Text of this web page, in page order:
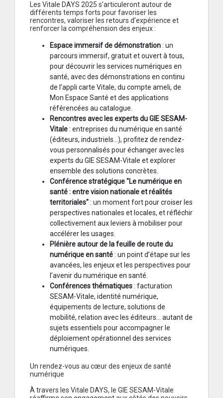
Les Vitale DAYS 2025 s’articuleront autour de
différents temps forts pour favoriser les
rencontres, valoriser les retours d’expérience et
renforcer la compréhension des enjeux :
Espace immersif de démonstration: un
parcours immersif, gratuit et ouvert à tous,
pour découvrir les services numériques en
santé, avec des démonstrations en continu
de l’appli carte Vitale, du compte ameli, de
Mon Espace Santé et des applications
référencées au catalogue.
Rencontres avec les experts du GIE SESAM-
Vitale: entreprises du numérique en santé
(éditeurs, industriels…), profitez de rendez-
vous personnalisés pour échanger avec les
experts du GIE SESAM-Vitale et explorer
ensemble des solutions concrètes.
Conférence stratégique "Le numérique en
santé : entre vision nationale et réalités
territoriales": un moment fort pour croiser les
perspectives nationales et locales, et réfléchir
collectivement aux leviers à mobiliser pour
accélérer les usages.
Plénière autour de la feuille de route du
numérique en santé: un point d’étape sur les
avancées, les enjeux et les perspectives pour
l’avenir du numérique en santé.
Conférences thématiques: facturation
SESAM-Vitale, identité numérique,
équipements de lecture, solutions de
mobilité, relation avec les éditeurs… autant de
sujets essentiels pour accompagner le
déploiement opérationnel des services
numériques.
Un rendez-vous au cœur des enjeux de santé
numérique
À travers les Vitale DAYS, le GIE SESAM-Vitale